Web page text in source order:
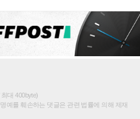
대 400byte)
예를 훼손하는 댓글은 관련 법률에 의해 제재